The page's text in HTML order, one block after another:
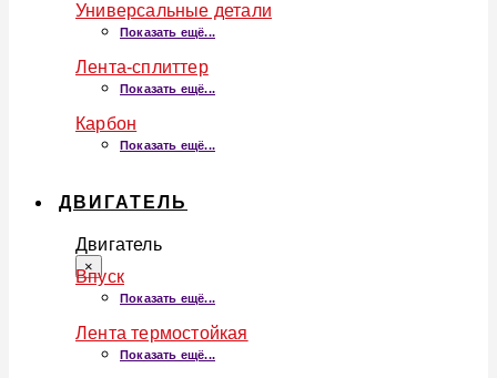
Универсальные детали
Показать ещё...
Лента-сплиттер
Показать ещё...
Карбон
Показать ещё...
ДВИГАТЕЛЬ
Двигатель
×
Впуск
Показать ещё...
Лента термостойкая
Показать ещё...